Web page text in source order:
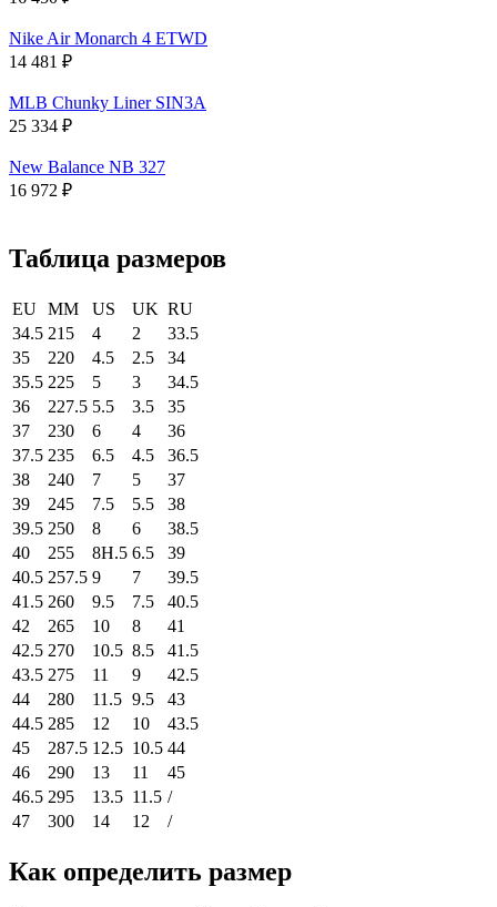
Nike Air Monarch 4 ETWD
14 481 ₽
MLB Chunky Liner SIN3A
25 334 ₽
New Balance NB 327
16 972 ₽
Таблица размеров
EU MM US UK RU
34.5 215 4 2
33.5
35
220 4.5 2.5
34
35.5 225 5 3
34.5
36
227.5 5.5 3.5
35
37
230 6 4
36
37.5 235 6.5 4.5
36.5
38
240 7 5
37
39
245 7.5 5.5
38
39.5 250 8 6
38.5
40
255 8H.5 6.5
39
40.5 257.5 9 7
39.5
41.5 260 9.5 7.5
40.5
42
265 10 8
41
42.5 270 10.5 8.5
41.5
43.5 275 11 9
42.5
44
280 11.5 9.5
43
44.5 285 12 10
43.5
45
287.5 12.5 10.5 44
46
290 13 11
45
46.5 295 13.5 11.5 /
47
300 14 12 /
Как определить размер